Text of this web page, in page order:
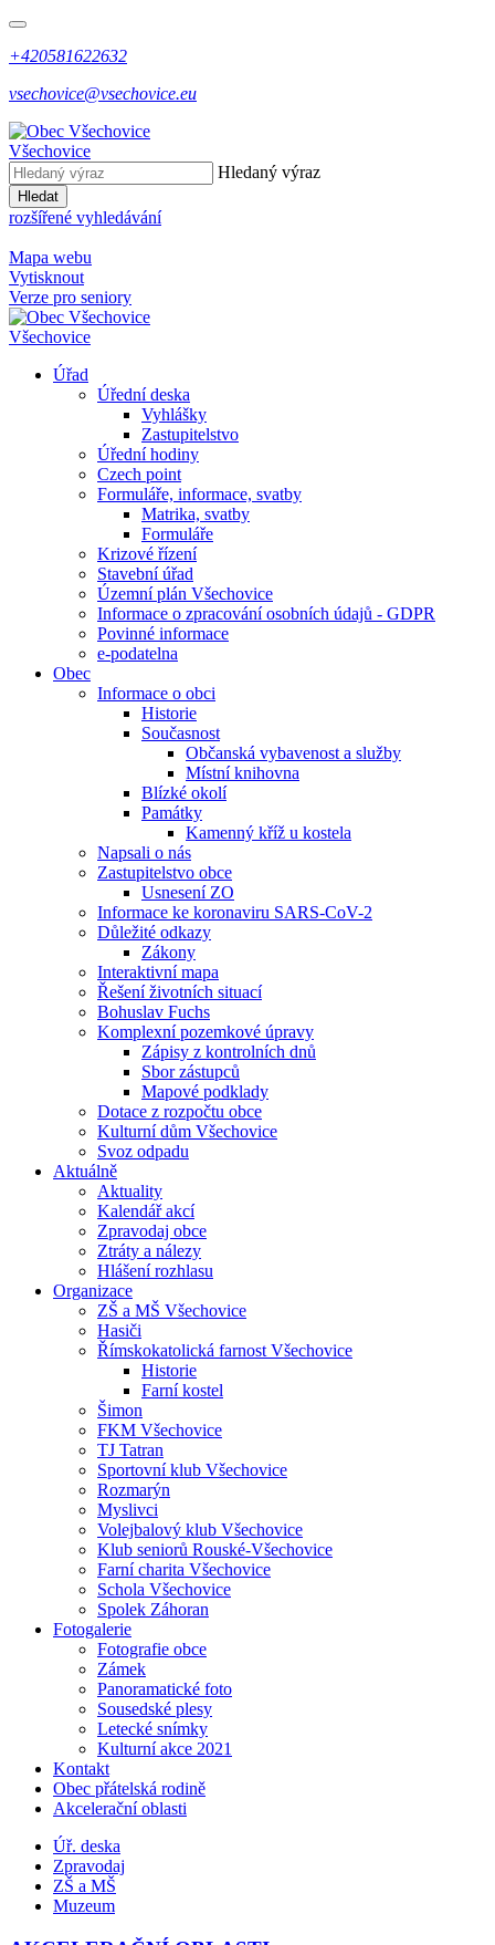
+420581622632
vsechovice@vsechovice.eu
Všechovice
Hledaný výraz
Hledat
rozšířené vyhledávání
Mapa webu
Vytisknout
Verze pro seniory
Všechovice
Úřad
Úřední deska
Vyhlášky
Zastupitelstvo
Úřední hodiny
Czech point
Formuláře, informace, svatby
Matrika, svatby
Formuláře
Krizové řízení
Stavební úřad
Územní plán Všechovice
Informace o zpracování osobních údajů - GDPR
Povinné informace
e-podatelna
Obec
Informace o obci
Historie
Současnost
Občanská vybavenost a služby
Místní knihovna
Blízké okolí
Památky
Kamenný kříž u kostela
Napsali o nás
Zastupitelstvo obce
Usnesení ZO
Informace ke koronaviru SARS-CoV-2
Důležité odkazy
Zákony
Interaktivní mapa
Řešení životních situací
Bohuslav Fuchs
Komplexní pozemkové úpravy
Zápisy z kontrolních dnů
Sbor zástupců
Mapové podklady
Dotace z rozpočtu obce
Kulturní dům Všechovice
Svoz odpadu
Aktuálně
Aktuality
Kalendář akcí
Zpravodaj obce
Ztráty a nálezy
Hlášení rozhlasu
Organizace
ZŠ a MŠ Všechovice
Hasiči
Římskokatolická farnost Všechovice
Historie
Farní kostel
Šimon
FKM Všechovice
TJ Tatran
Sportovní klub Všechovice
Rozmarýn
Myslivci
Volejbalový klub Všechovice
Klub seniorů Rouské-Všechovice
Farní charita Všechovice
Schola Všechovice
Spolek Záhoran
Fotogalerie
Fotografie obce
Zámek
Panoramatické foto
Sousedské plesy
Letecké snímky
Kulturní akce 2021
Kontakt
Obec přátelská rodině
Akcelerační oblasti
Úř. deska
Zpravodaj
ZŠ a MŠ
Muzeum